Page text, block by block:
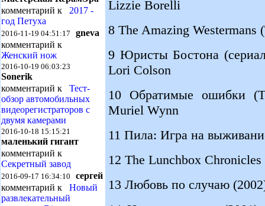
комментарий к 2017 -
год Петуха
2016-11-19 04:51:17 gneva
комментарий к
Женский нож
2016-10-19 06:03:23
Sonerik
комментарий к Тест-
обзор автомобильных
видеорегистраторов с
двумя камерами
2016-10-18 15:15:21
маленький гигант
комментарий к
Секретный завод
2016-09-17 16:34:10 сергей
комментарий к Новый
развлекательный
Lizzie Borelli
8 The Amazing Westermans
9 Юристы Бостона
Lori Colson
10 Обратимые ошибки
Muriel Wynn
11 Пила: Игра на
12 The Lunchbox
13 Любовь по случаю